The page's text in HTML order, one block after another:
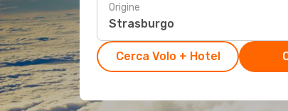
Origine
Cerca Volo + Hotel